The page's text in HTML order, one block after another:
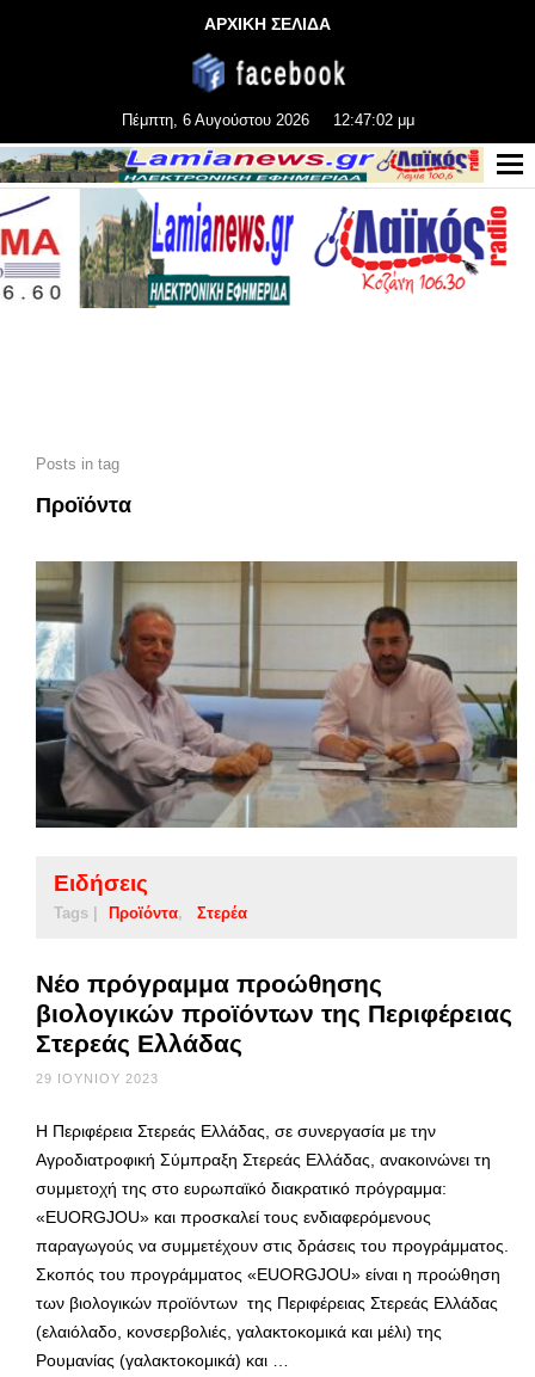
ΑΡΧΙΚΗ ΣΕΛΙΔΑ
Πέμπτη, 6 Αυγούστου 2026 12:47:04 μμ
Posts in tag
Προϊόντα
Ειδήσεις
Tags | Προϊόντα Στερέα
Νέο πρόγραμμα προώθησης
βιολογικών προϊόντων της Περιφέρειας
Στερεάς Ελλάδας
29 ΙΟΥΝΊΟΥ 2023
H Περιφέρεια Στερεάς Ελλάδας, σε συνεργασία με την
Αγροδιατροφική Σύμπραξη Στερεάς Ελλάδας, ανακοινώνει τη
συμμετοχή της στο ευρωπαϊκό διακρατικό πρόγραμμα:
«EUORGJOU» και προσκαλεί τους ενδιαφερόμενους
παραγωγούς να συμμετέχουν στις δράσεις του προγράμματος.
Σκοπός του προγράμματος «EUORGJOU» είναι η προώθηση
των βιολογικών προϊόντων της Περιφέρειας Στερεάς Ελλάδας
(ελαιόλαδο, κονσερβολιές, γαλακτοκομικά και μέλι) της
Ρουμανίας (γαλακτοκομικά) και …